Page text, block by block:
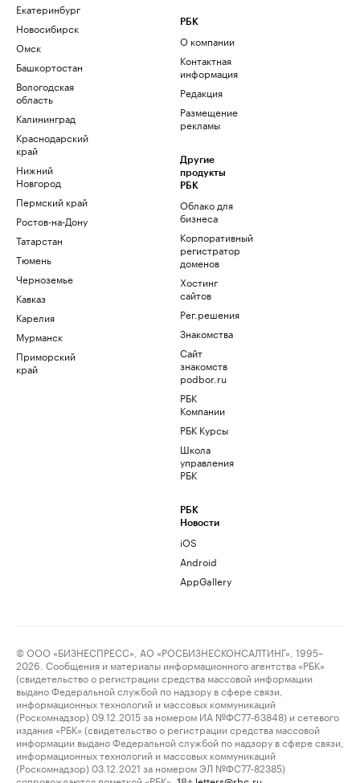
Екатеринбург
Новосибирск
Омск
Башкортостан
Вологодская
область
Калининград
Краснодарский
край
Нижний
Новгород
Пермский край
Ростов-на-Дону
Татарстан
Тюмень
Черноземье
Кавказ
Карелия
Мурманск
Приморский
край
РБК
О компании
Контактная
информация
Редакция
Размещение
рекламы
Другие
продукты
РБК
Облако для
бизнеса
Корпоративный
регистратор
доменов
Хостинг
сайтов
Рег.решения
Знакомства
Сайт
знакомств
podbor.ru
РБК
Компании
РБК Курсы
Школа
управления
РБК
РБК
Новости
iOS
Android
AppGallery
© ООО «БИЗНЕСПРЕСС», АО «РОСБИЗНЕСКОНСАЛТИНГ», 1995–
2026. Сообщения и материалы информационного агентства «РБК»
(свидетельство о регистрации средства массовой информации
выдано Федеральной службой по надзору в сфере связи,
информационных технологий и массовых коммуникаций
(Роскомнадзор) 09.12.2015 за номером ИА №ФС77-63848) и сетевого
издания «РБК» (свидетельство о регистрации средства массовой
информации выдано Федеральной службой по надзору в сфере связи,
информационных технологий и массовых коммуникаций
(Роскомнадзор) 03.12.2021 за номером ЭЛ №ФС77-82385)